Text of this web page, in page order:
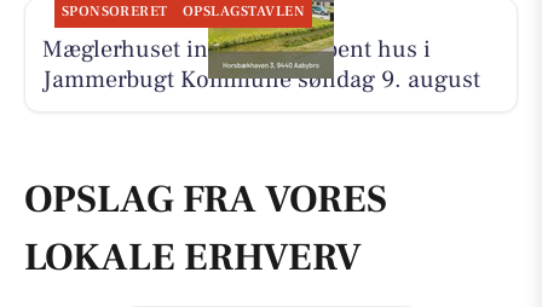
SPONSORERET OPSLAGSTAVLEN
Mæglerhuset inviterer til åbent hus i
Jammerbugt Kommune søndag 9. august
OPSLAG FRA VORES
LOKALE ERHVERV